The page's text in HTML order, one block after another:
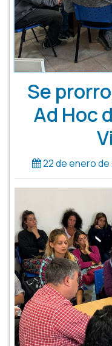
Se
Ad Hoc
22 de enero de